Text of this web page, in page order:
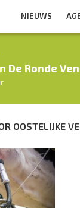
NIEUWS
De Ronde
OOSTELIJKE